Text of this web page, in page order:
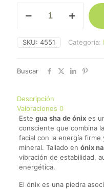
Sha
cantidad
SKU: 4551 Categoría:
Buscar
Descripción
Valoraciones 0
Este gua sha de ónixes
consciente que combina
facial con la energía
mineral. Tallado en ónix
vibración de estabilidad,
energética.
El ónix es una piedra